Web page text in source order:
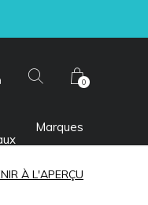
Marques
0
À L'APERÇU